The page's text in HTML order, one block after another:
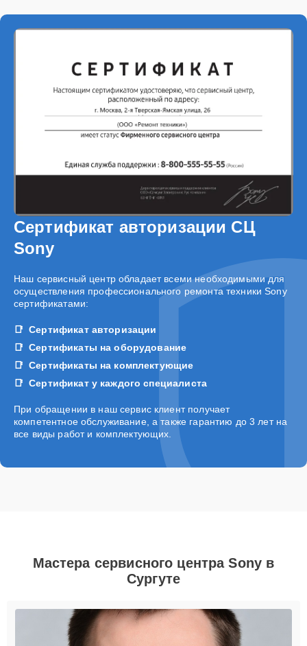
Сертификат авторизации СЦ
Sony
Наш сервисный центр обладает всеми необходимыми для
осуществления профессионального ремонта техники Sony
сертификатами:
Сертификат авторизации
Сертификаты на оборудование
Сертификаты на комплектующие
Сертификат у каждого специалиста
При обращении в наш сервис клиент получает
компетентное обслуживание, а также гарантию до 3 лет на
все виды работ и комплектующих.
Мастера сервисного центра Sony в
Сургуте